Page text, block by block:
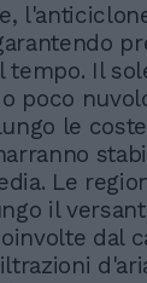
tempo. Il
poco
le
Le
il
dal